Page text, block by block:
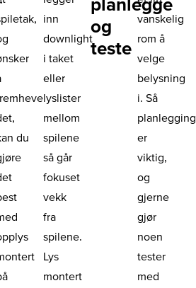
du
inn
downlight
i taket
eller
lyslister
mellom
spilene
så går
fokuset
vekk
fra
spilene.
Lys
montert
og
teste
vanskelig
rom å
velge
belysning
i. Så
planlegging
er
viktig,
og
gjerne
gjør
noen
tester
med